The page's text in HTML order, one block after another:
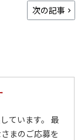
次の記事
ています。 最
まのご応募を